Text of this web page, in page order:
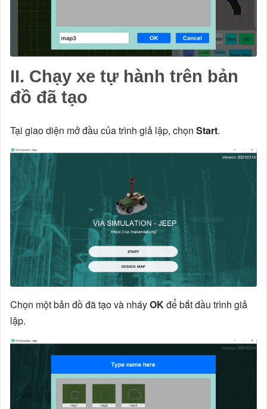
II. Chạy xe tự hành trên bản
đồ đã tạo
Tại giao diện mở đầu của trình giả lập, chọn Start.
Chọn một bản đồ đã tạo và nháyOKđể bắt đầu trình giả
lập.